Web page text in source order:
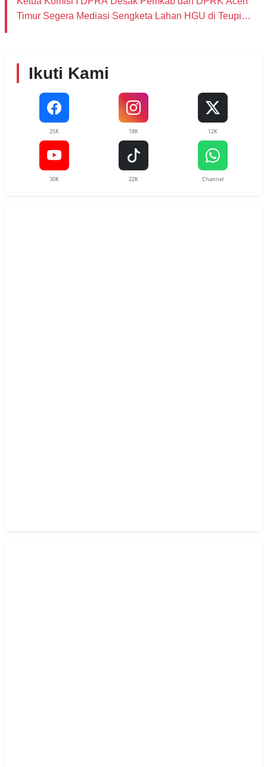
Timur Segera Mediasi Sengketa Lahan HGU di Teupin
Ikuti Kami
25K 18K 12K
30K 22K Channel